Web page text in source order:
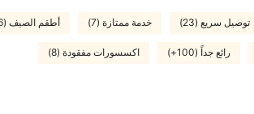
توصيل سريع (23) خدمة ممتازة (7) أطقم الصيف (36)
رائع جداً (100+) اكسسورات مفقودة (8)